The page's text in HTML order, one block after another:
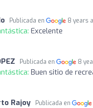
Publicada en 8 years
Excelente
Publicada en 8
Buen sitio de
Rajoy Publicada en